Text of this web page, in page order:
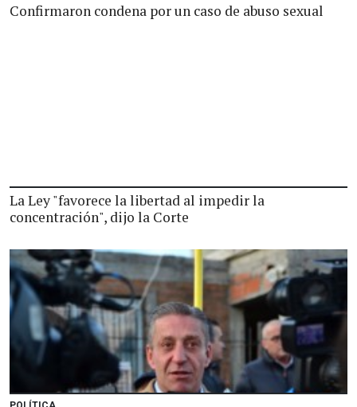
Confirmaron condena por un caso de abuso sexual
La Ley "favorece la libertad al impedir la
concentración", dijo la Corte